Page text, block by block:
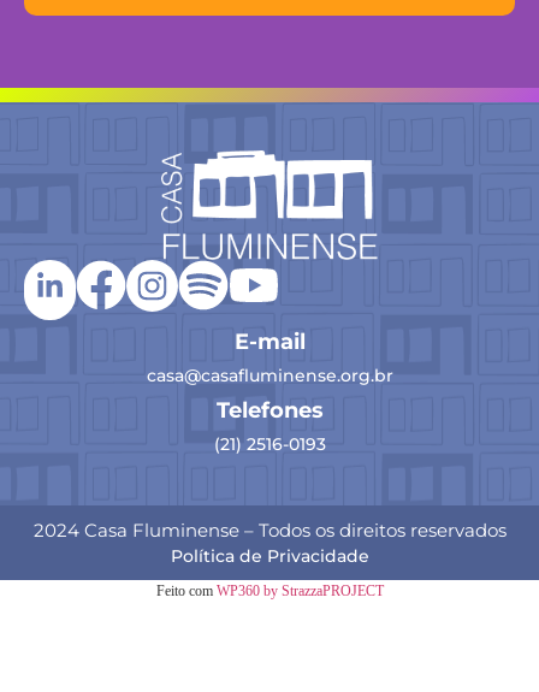
E-mail
casa@casafluminense.org.br
Telefones
(21) 2516-0193
2024 Casa Fluminense – Todos os direitos reservados
Política de Privacidade
Feito com WP360 by StrazzaPROJECT